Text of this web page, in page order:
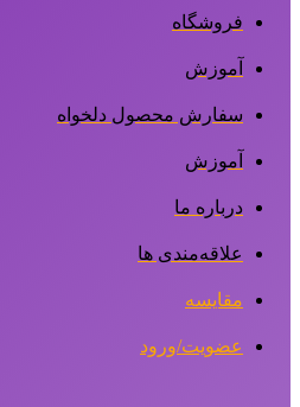
فروشگاه
آموزش
سفارش محصول دلخواه
آموزش
درباره ما
علاقه‌مندی ها
مقایسه
عضویت/ورود